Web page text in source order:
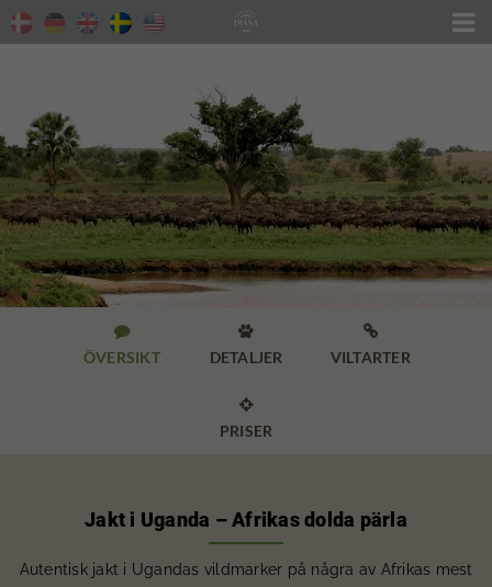


ÖVERSIKT

DETALJER

VILTARTER

PRISER
Jakt i Uganda – Afrikas dolda pärla
Autentisk jakt i Ugandas vildmarker på några av Afrikas mest